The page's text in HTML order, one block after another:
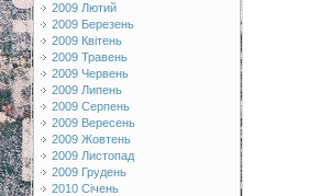
2009 Лютий
2009 Березень
2009 Квітень
2009 Травень
2009 Червень
2009 Липень
2009 Серпень
2009 Вересень
2009 Жовтень
2009 Листопад
2009 Грудень
2010 Січень